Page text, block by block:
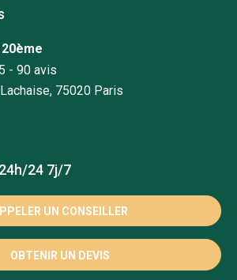
- 90 avis
75020 Paris
24 7j/7
UN CONSEILLER
OBTENIR UN DEVIS